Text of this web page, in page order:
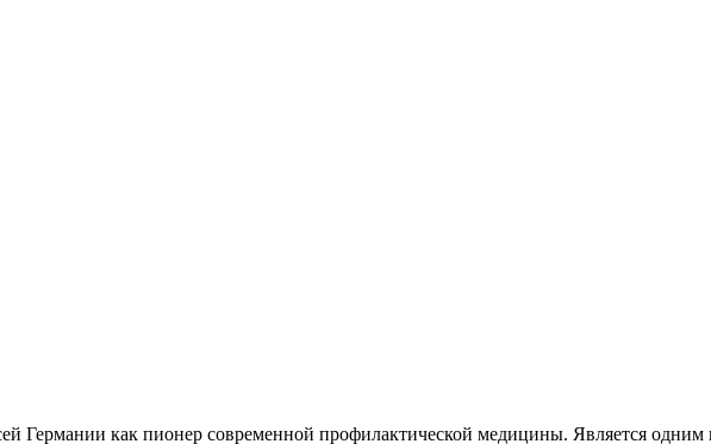
Германии как пионер современной профилактической медицины. Является